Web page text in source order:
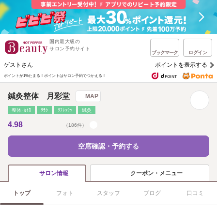
国内最大級の
サロン予約サイト
ブックマーク ログイン
ゲストさん ポイントを表示する
ポイントが1%たまる！ ポイントはサロン予約でつかえる！
鍼灸整体 月彩堂 MAP
整体･ｶｲﾛ ﾘﾗｸ ﾘﾌﾚｯｼｭ 鍼灸
4.98 （186件）
空席確認・予約する
サロン情報 クーポン・メニュー
トップ フォト スタッフ ブログ 口コミ